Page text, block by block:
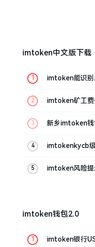
imtoken中文版下载
imtoken能识别
imtoken矿工费
新乡imtoken钱
imtokenkycb
imtoken风险提
imtoken钱包2.0
imtoken银行